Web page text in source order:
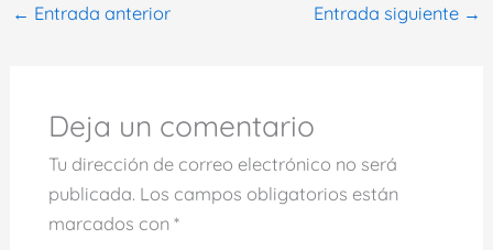
← Entrada anterior Entrada siguiente →
Deja un comentario
Tu dirección de correo electrónico no será
publicada. Los campos obligatorios están
marcados con *